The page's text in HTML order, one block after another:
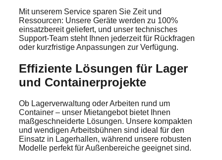
Mit unserem Service sparen Sie Zeit und
Ressourcen: Unsere Geräte werden zu 100%
einsatzbereit geliefert, und unser technisches
Support-Team steht Ihnen jederzeit für Rückfragen
oder kurzfristige Anpassungen zur Verfügung.
Effiziente Lösungen für Lager
und Containerprojekte
Ob Lagerverwaltung oder Arbeiten rund um
Container – unser Mietangebot bietet Ihnen
maßgeschneiderte Lösungen. Unsere kompakten
und wendigen Arbeitsbühnen sind ideal für den
Einsatz in Lagerhallen, während unsere robusten
Modelle perfekt für Außenbereiche geeignet sind.